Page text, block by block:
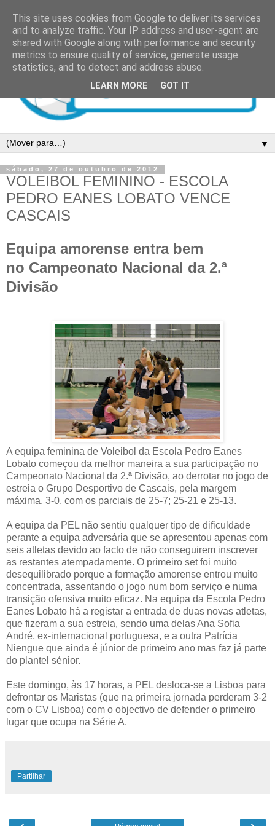
▼
sábado, 27 de outubro de 2012
VOLEIBOL FEMININO - ESCOLA
PEDRO EANES LOBATO VENCE
CASCAIS
Equipa amorense entra bem
no Campeonato Nacional da 2.ª
Divisão
A equipa feminina de Voleibol da Escola Pedro Eanes
Lobato começou da melhor maneira a sua participação no
Campeonato Nacional da 2.ª Divisão, ao derrotar no jogo de
estreia o Grupo Desportivo de Cascais, pela margem
máxima, 3-0, com os parciais de 25-7; 25-21 e 25-13.
A equipa da PEL não sentiu qualquer tipo de dificuldade
perante a equipa adversária que se apresentou apenas com
seis atletas devido ao facto de não conseguirem inscrever
as restantes atempadamente. O primeiro set foi muito
desequilibrado porque a formação amorense entrou muito
concentrada, assentando o jogo num bom serviço e numa
transição ofensiva muito eficaz. Na equipa da Escola Pedro
Eanes Lobato há a registar a entrada de duas novas atletas,
que fizeram a sua estreia, sendo uma delas Ana Sofia
André, ex-internacional portuguesa, e a outra Patrícia
Niengue que ainda é júnior de primeiro ano mas faz já parte
do plantel sénior.
Este domingo, às 17 horas, a PEL desloca-se a Lisboa para
defrontar os Maristas (que na primeira jornada perderam 3-2
com o CV Lisboa) com o objectivo de defender o primeiro
lugar que ocupa na Série A.
Partilhar
This site uses cookies from Google to deliver its services
and to analyze traffic. Your IP address and user-agent are
shared with Google along with performance and security
metrics to ensure quality of service, generate usage
statistics, and to detect and address abuse.
LEARN MORE GOT IT